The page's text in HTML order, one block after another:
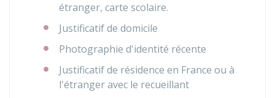
étranger, carte scolaire.
Justificatif de domicile
Photographie d'identité récente
Justificatif de résidence en France ou à
l'étranger avec le recueillant